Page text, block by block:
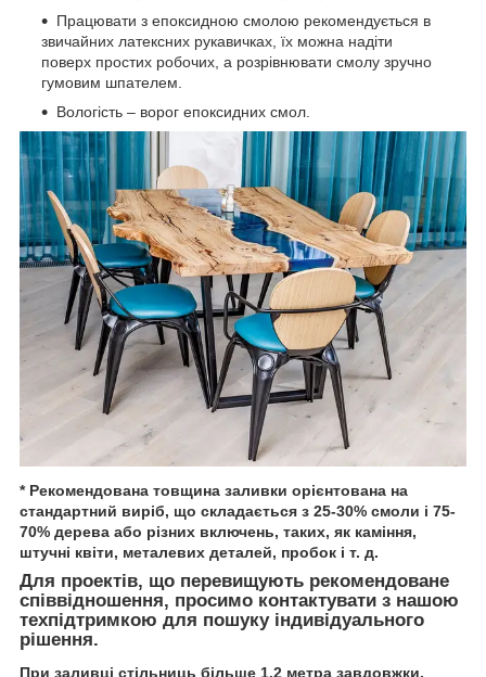
Працювати з епоксидною смолою рекомендується в
звичайних латексних рукавичках, їх можна надіти
поверх простих робочих, а розрівнювати смолу зручно
гумовим шпателем.
Вологість – ворог епоксидних смол.
* Рекомендована товщина заливки орієнтована на
стандартний виріб, що складається з 25-30% смоли і 75-
70% дерева або різних включень, таких, як каміння,
штучні квіти, металевих деталей, пробок і т. д.
Для проектів, що перевищують рекомендоване
співвідношення, просимо контактувати з нашою
техпідтримкою для пошуку індивідуального
рішення.
При заливці стільниць більше 1.2 метра завдовжки,